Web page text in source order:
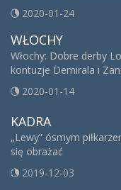
2020-01-24
WŁOCHY
Włochy: Dobre derby
kontuzje Demirala i
2020-01-14
KADRA
„Lewy” ósmym
się obrażać
2019-12-03